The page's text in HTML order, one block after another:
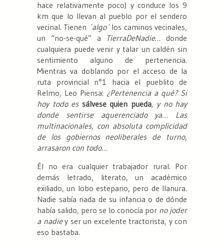
hace relativamente poco) y conduce los 9
km que lo llevan al pueblo por el sendero
vecinal. Tienen ´algo´los caminos vecinales,
un “no-se-qué” a
TierraDeNadie… donde
cualquiera puede venir y talar un caldén sin
sentimiento alguno de pertenencia.
Mientras va doblando por el acceso de la
ruta provincial n°1 hacia el pueblito de
Relmo, Leo Piensa: ¿Pertenencia a qué? Si
hoy todo es sálvese quien pueda, y no hay
donde sentirse aquerenciado ya… Las
multinacionales, con absoluta complicidad
de los gobiernos neoliberales de turno,
arrasaron con todo…
Él no era cualquier trabajador rural. Por
demás letrado, literato, un académico
exiliado, un lobo estepario, pero de llanura.
Nadie sabía nada de su infancia o de dónde
había salido, pero se lo conocía por no joder
a nadiey ser un excelente tractorista, y con
eso bastaba.